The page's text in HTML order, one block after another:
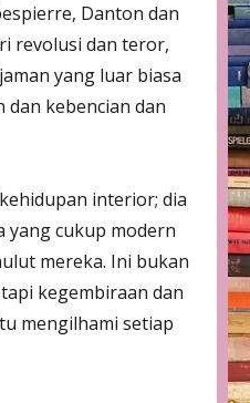
Danton dan
revolusi dan teror,
yang luar biasa
dan kebencian dan
interior; dia
yang cukup modern
mereka. Ini bukan
kegembiraan dan
mengilhami setiap